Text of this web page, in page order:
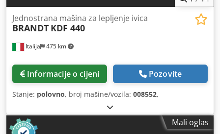
Italija 475 km
Jednostrana mašina za lepljenje ivica
BRANDT KDF 440
Informacije o cijeni Pozovite
Stanje: polovno, broj mašine/vozila: 008552,
Mali oglas